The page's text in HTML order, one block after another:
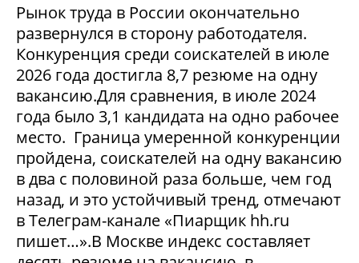
Рынок труда в России окончательно
развернулся в сторону работодателя.
Конкуренция среди соискателей в июле
2026 года достигла 8,7 резюме на одну
вакансию.Для сравнения, в июле 2024
года было 3,1 кандидата на одно рабочее
место. Граница умеренной конкуренции
пройдена, соискателей на одну вакансию
в два с половиной раза больше, чем год
назад, и это устойчивый тренд, отмечают
в Телеграм-канале «Пиарщик hh.ru
пишет…».В Москве индекс составляет